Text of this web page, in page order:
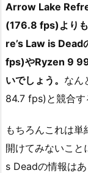
Arrow Lake
(176.8 fps)より
re’s Law is
fps)やRyzen 9
いでしょう。 なん
84.7 fps)と競合す
もちろんこれは
開けてみないこと
s Deadの情報は